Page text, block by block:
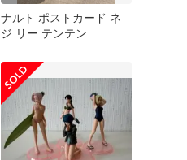
ナルト ポストカード ネ
ジ リー テンテン